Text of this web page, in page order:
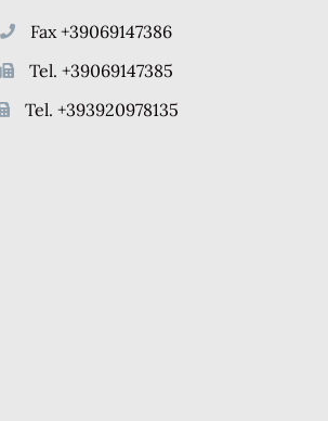
Fax +39069147386
Tel. +39069147385
Tel. +393920978135